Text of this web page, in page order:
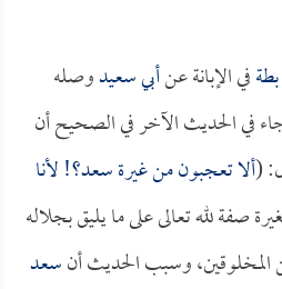
في الإبانة عنأبي سعيدوصله
في الحديث الآخر في الصحيح أن
(ألا تعجبون من غيرةسعد؟! لأنا
صفة لله تعالى على ما يليق بجلاله
المخلوقين، وسبب الحديث أنسعد